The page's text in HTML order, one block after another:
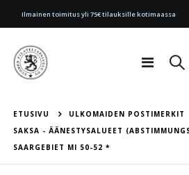
Ilmainen toimitus yli 75€ tilauksille kotimaassa
Toggle
ETUSIVU
ULKOMAIDEN POSTIMERKIT
SAKSA - ÄÄNESTYSALUEET
SAARGEBIET MI 50-52 *